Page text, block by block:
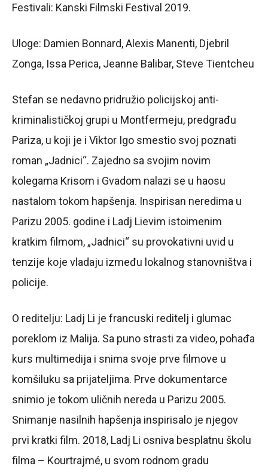
Festivali: Kanski Filmski Festival 2019.
Uloge: Damien Bonnard, Alexis Manenti, Djebril
Zonga, Issa Perica, Jeanne Balibar, Steve Tientcheu
Stefan se nedavno pridružio policijskoj anti-
kriminalističkoj grupi u Montfermeju, predgrađu
Pariza, u koji je i Viktor Igo smestio svoj poznati
roman „Jadnici“. Zajedno sa svojim novim
kolegama Krisom i Gvadom nalazi se u haosu
nastalom tokom hapšenja. Inspirisan neredima u
Parizu 2005. godine i Ladj Lievim istoimenim
kratkim filmom, „Jadnici“ su provokativni uvid u
tenzije koje vladaju između lokalnog stanovništva i
policije.
O reditelju: Ladj Li je francuski reditelj i glumac
poreklom iz Malija. Sa puno strasti za video, pohađa
kurs multimedija i snima svoje prve filmove u
komšiluku sa prijateljima. Prve dokumentarce
snimio je tokom uličnih nereda u Parizu 2005.
Snimanje nasilnih hapšenja inspirisalo je njegov
prvi kratki film. 2018, Ladj Li osniva besplatnu školu
filma – Kourtrajmé, u svom rodnom gradu